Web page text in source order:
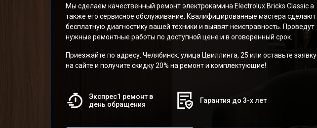
Мы сделаем качественный ремонт электрокамина Electrolux Bricks Classic а
также его сервисное обслуживание. Квалифицированные мастера сделают
бесплатную диагностику вашей техники и выявят неисправность. Проведут
нужные ремонтные работы по доступной цене и в оговоренный срок.
Приезжайте по адресу: Челябинск: улица Цвиллинга, 25 или оставьте заявку
на сайте и получите скидку 20% на ремонт и комплектующие!
Экспрес1 ремонт в
день обращения
Гарантия до 3-х лет